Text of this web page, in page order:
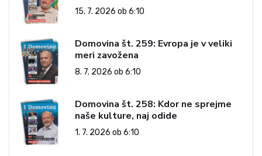
15. 7. 2026 ob 6:10
Domovina št. 259: Evropa je v veliki
meri zavožena
8. 7. 2026 ob 6:10
Domovina št. 258: Kdor ne sprejme
naše kulture, naj odide
1. 7. 2026 ob 6:10